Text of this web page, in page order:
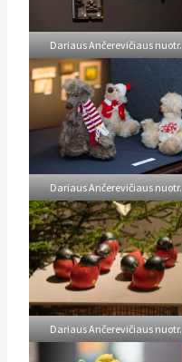
Dariaus Ančerevičiaus nuotr.
Dariaus Ančerevičiaus nuotr.
Dariaus Ančerevičiaus nuotr.